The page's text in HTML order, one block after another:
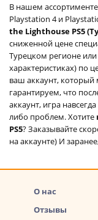
В нашем
Playstation 4 и
the Lighthouse PS5
сниженной цене
Турецком регионе
характеристиках) по
ваш аккаунт,
гарантируем, что
аккаунт, игра
либо проблем. Хотите
PS5? Заказывайте
на аккаунте) И
О нас
Отзывы